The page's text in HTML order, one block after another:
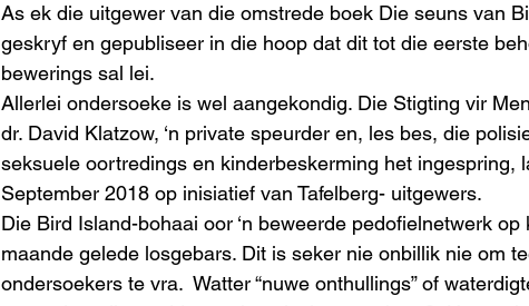
As ek die uitgewer van die omstrede boek Die seuns van
geskryf en gepubliseer in die hoop dat dit tot die eerste
bewerings sal lei.
Allerlei ondersoeke is wel aangekondig. Die Stigting vir
dr. David Klatzow, ‘n private speurder en, les bes, die
seksuele oortredings en kinderbeskerming het ingespring,
September 2018 op inisiatief van Tafelberg- uitgewers.
Die Bird Island-bohaai oor ‘n beweerde pedofielnetwerk
maande gelede losgebars. Dit is seker nie onbillik nie om
ondersoekers te vra.  Watter “nuwe onthullings” of